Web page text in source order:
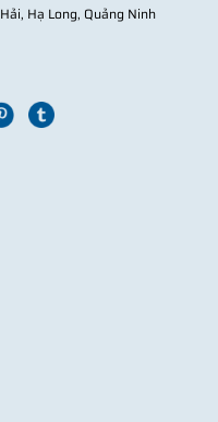
Hạ Long, Quảng Ninh